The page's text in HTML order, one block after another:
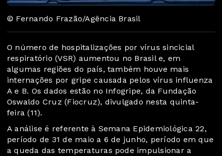
© Fernando Frazão/Agência Brasil
O número de hospitalizações por vírus sincicial
respiratório (VSR) aumentou no Brasil e, em
algumas regiões do país, também houve mais
internações por gripe causada pelos vírus influenza
A e B. Os dados estão no Infogripe, da Fundação
Oswaldo Cruz (Fiocruz), divulgado nesta quinta-
feira (11).
A análise é referente à Semana Epidemiológica 22,
período de 31 de maio a 6 de junho, período em que
a queda das temperaturas pode impulsionar a